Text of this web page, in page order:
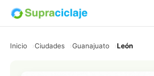
Inicio Ciudades Guanajuato León